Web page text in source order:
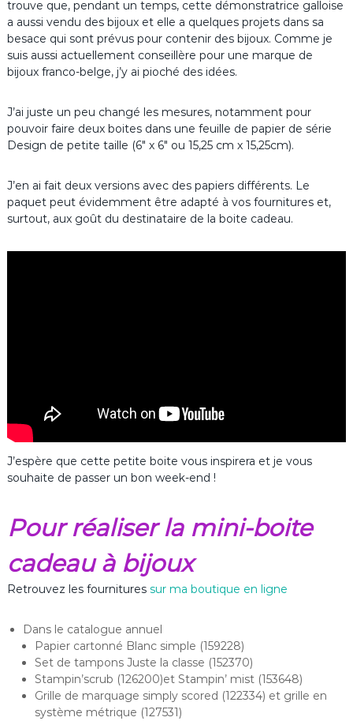
trouve que, pendant un temps, cette démonstratrice galloise
a aussi vendu des bijoux et elle a quelques projets dans sa
besace qui sont prévus pour contenir des bijoux. Comme je
suis aussi actuellement conseillère pour une marque de
bijoux franco-belge, j’y ai pioché des idées.
J’ai juste un peu changé les mesures, notamment pour
pouvoir faire deux boites dans une feuille de papier de série
Design de petite taille (6″ x 6″ ou 15,25 cm x 15,25cm).
J’en ai fait deux versions avec des papiers différents. Le
paquet peut évidemment être adapté à vos fournitures et,
surtout, aux goût du destinataire de la boite cadeau.
J’espère que cette petite boite vous inspirera et je vous
souhaite de passer un bon week-end !
Pour réaliser la mini-boite
cadeau à bijoux
Retrouvez les fournitures sur ma boutique en ligne
Dans le catalogue annuel
Papier cartonné Blanc simple (159228)
Set de tampons Juste la classe (152370)
Stampin’scrub (126200)et Stampin’ mist (153648)
Grille de marquage simply scored (122334) et grille en
système métrique (127531)